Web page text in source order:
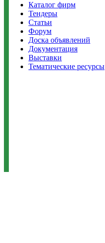
Каталог фирм
Тендеры
Статьи
Форум
Доска объявлений
Документация
Выставки
Тематические ресурсы